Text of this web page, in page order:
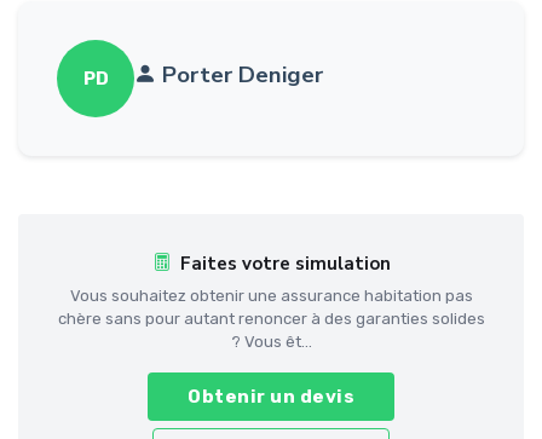
PD Porter Deniger
Faites votre simulation
Vous souhaitez obtenir une assurance habitation pas
chère sans pour autant renoncer à des garanties solides
? Vous êt...
Obtenir un devis